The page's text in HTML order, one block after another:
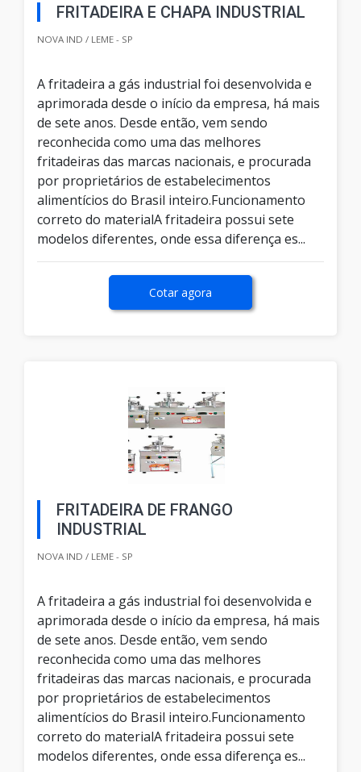
FRITADEIRA E CHAPA INDUSTRIAL
NOVA IND / LEME - SP
A fritadeira a gás industrial foi desenvolvida e
aprimorada desde o início da empresa, há mais
de sete anos. Desde então, vem sendo
reconhecida como uma das melhores
fritadeiras das marcas nacionais, e procurada
por proprietários de estabelecimentos
alimentícios do Brasil inteiro.Funcionamento
correto do materialA fritadeira possui sete
modelos diferentes, onde essa diferença es...
Cotar agora
FRITADEIRA DE FRANGO
INDUSTRIAL
NOVA IND / LEME - SP
A fritadeira a gás industrial foi desenvolvida e
aprimorada desde o início da empresa, há mais
de sete anos. Desde então, vem sendo
reconhecida como uma das melhores
fritadeiras das marcas nacionais, e procurada
por proprietários de estabelecimentos
alimentícios do Brasil inteiro.Funcionamento
correto do materialA fritadeira possui sete
modelos diferentes, onde essa diferença es...